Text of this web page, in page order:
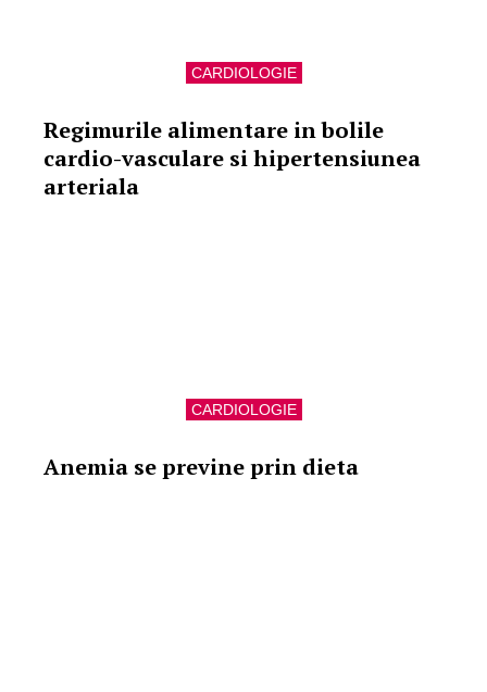
CARDIOLOGIE
Regimurile alimentare in bolile
cardio-vasculare si hipertensiunea
arteriala
CARDIOLOGIE
Anemia se previne prin dieta